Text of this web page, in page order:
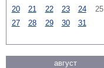
20
21 22 23 24 25
27
28 29 30 31
август